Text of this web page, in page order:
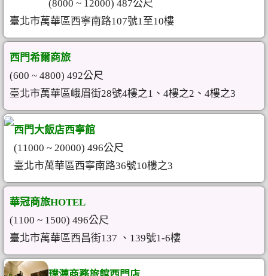
(8000 ~ 12000) 487公尺
臺北市萬華區西寧南路107號1至10樓
西門希爾商旅
(600 ~ 4800) 492公尺
臺北市萬華區峨眉街28號4樓之1、4樓之2、4樓之3
西門大飯店西寧館
(11000 ~ 20000) 496公尺
臺北市萬華區西寧南路36號10樓之3
華冠商旅HOTEL
(1100 ~ 1500) 496公尺
臺北市萬華區西昌街137 、139號1-6樓